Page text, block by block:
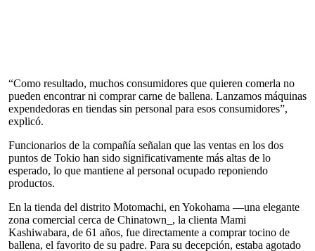
“Como resultado, muchos consumidores que quieren comerla no
pueden encontrar ni comprar carne de ballena. Lanzamos máquinas
expendedoras en tiendas sin personal para esos consumidores”,
explicó.
Funcionarios de la compañía señalan que las ventas en los dos
puntos de Tokio han sido significativamente más altas de lo
esperado, lo que mantiene al personal ocupado reponiendo
productos.
En la tienda del distrito Motomachi, en Yokohama —una elegante
zona comercial cerca de Chinatown_, la clienta Mami
Kashiwabara, de 61 años, fue directamente a comprar tocino de
ballena, el favorito de su padre. Para su decepción, estaba agotado